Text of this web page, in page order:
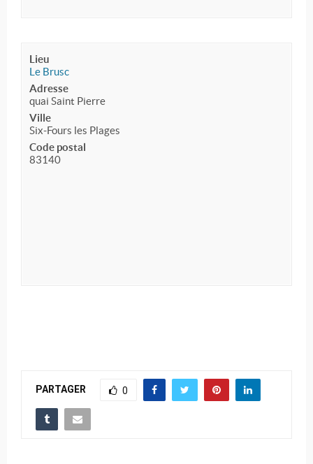
Lieu
Le Brusc
Adresse
quai Saint Pierre
Ville
Six-Fours les Plages
Code postal
83140
PARTAGER 0